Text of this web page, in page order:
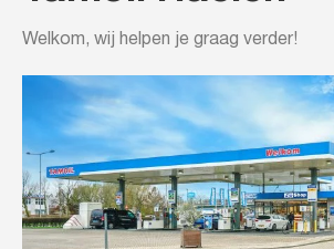
Welkom, wij helpen je graag verder!